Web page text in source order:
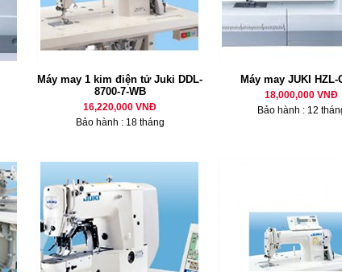
Máy may 1 kim điện tử Juki DDL-
8700-7-WB
16,220,000 VNĐ
Bảo hành : 18 tháng
Máy may JUKI HZL-
18,000,000 VNĐ
Bảo hành : 12